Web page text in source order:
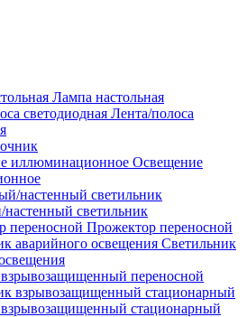
Лампа настольная
Лента/полоса
Освещение
светильник
Прожектор переносной
Светильник
переносной
стационарный